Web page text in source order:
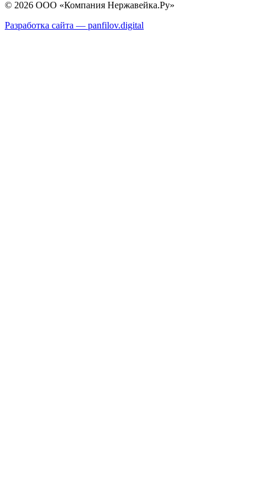
© 2026 ООО «Компания Нержавейка.Ру»
Разработка сайта — panfilov.digital